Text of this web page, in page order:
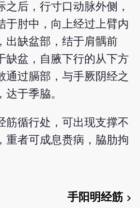
之后，行寸口动脉外侧，
于肘中，向上经过上臂内
出缺盆部，结于肩髃前
缺盆，自腋下行的从下方
通过膈部，与手厥阴经之
于季脇。
筋循行处，可出现支撑不
重者可成息赉病，脇肋拘
手阳明经筋 chevron_right